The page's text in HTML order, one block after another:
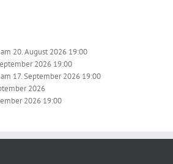
am 20. August 2026 19:00
2026 19:00
am 17. September 2026 19:00
2026
2026 19:00